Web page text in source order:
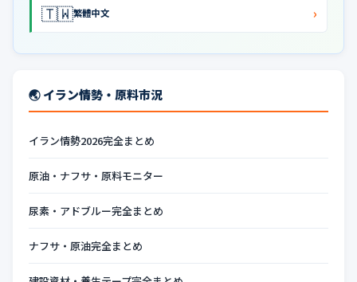
🇹🇼繁體中文 ›
🌏 イラン情勢・原料市況
イラン情勢2026完全まとめ
原油・ナフサ・原料モニター
尿素・アドブルー完全まとめ
ナフサ・原油完全まとめ